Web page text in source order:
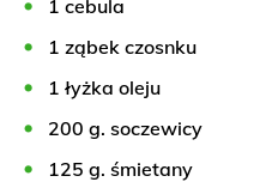
1 cebula
1 ząbek czosnku
1 łyżka oleju
200 g. soczewicy
125 g. śmietany